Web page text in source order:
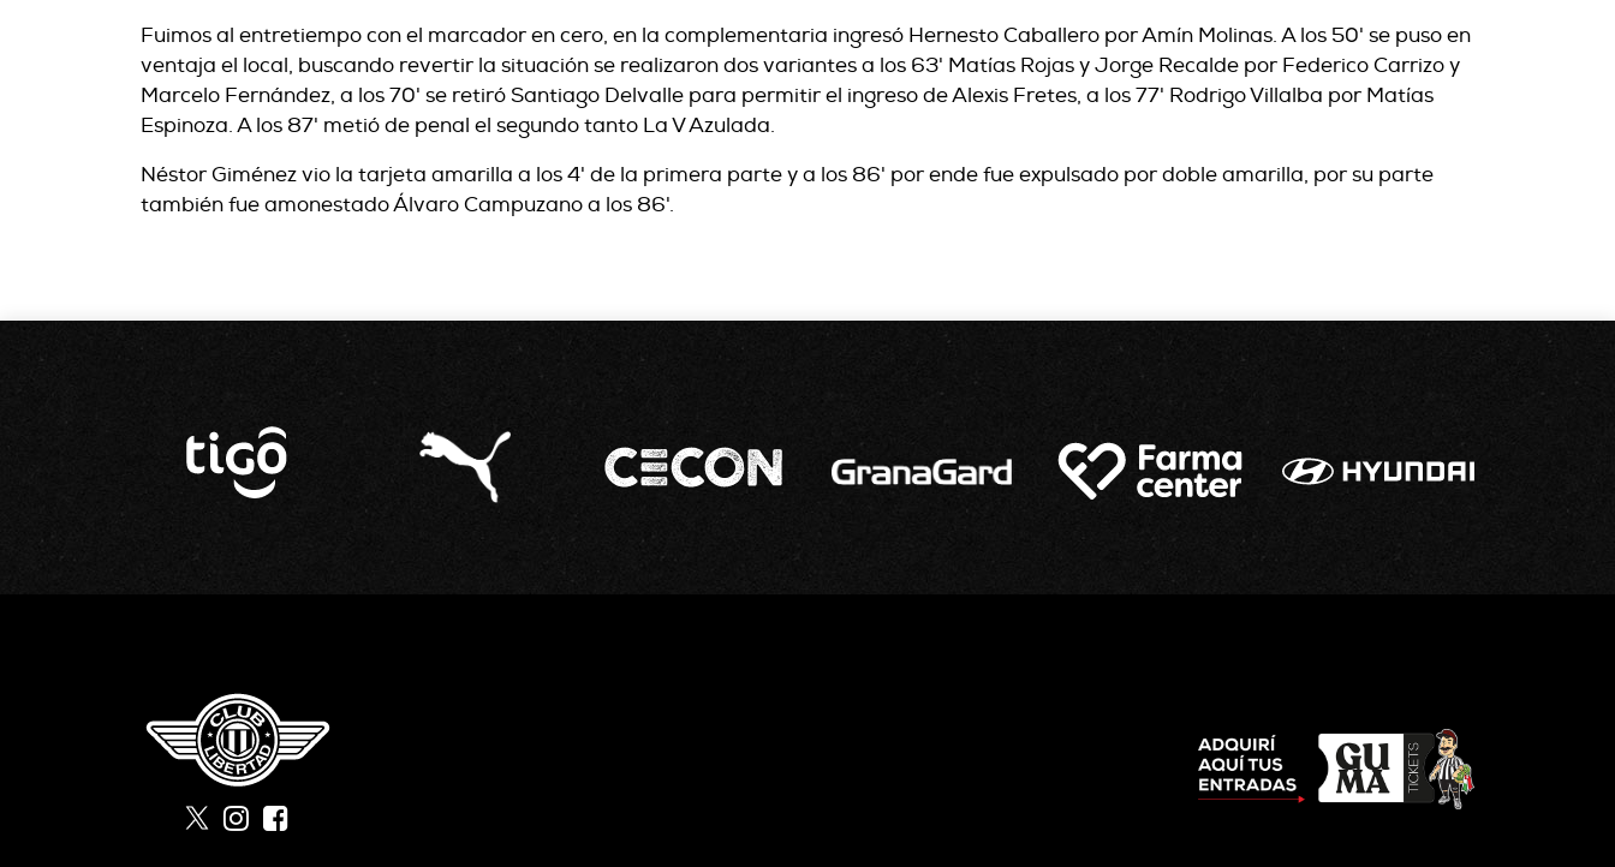
Fuimos al entretiempo con el marcador en cero, en la complementaria ingresó Hernesto Caballero por Amín Molinas. A los 50' se puso en
ventaja el local, buscando revertir la situación se realizaron dos variantes a los 63' Matías Rojas y Jorge Recalde por Federico Carrizo y
Marcelo Fernández, a los 70' se retiró Santiago Delvalle para permitir el ingreso de Alexis Fretes, a los 77' Rodrigo Villalba por Matías
Espinoza. A los 87' metió de penal el segundo tanto La V Azulada.
Néstor Giménez vio la tarjeta amarilla a los 4' de la primera parte y a los 86' por ende fue expulsado por doble amarilla, por su parte
también fue amonestado Álvaro Campuzano a los 86'.